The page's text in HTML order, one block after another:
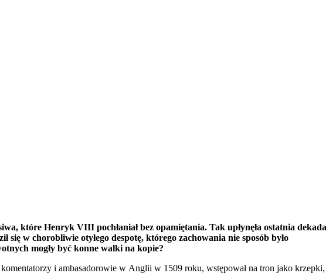
które Henryk VIII pochłaniał bez opamiętania. Tak upłynęła ostatnia dekada
w chorobliwie otyłego despotę, którego zachowania nie sposób było
mogły być konne walki na kopie?
i ambasadorowie w Anglii w 1509 roku, wstępował na tron jako krzepki,